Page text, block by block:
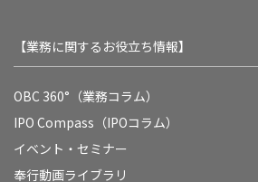
【業務に関するお役立ち情報】
OBC 360°（業務コラム）
IPO Compass（IPOコラム）
イベント・セミナー
奉行動画ライブラリ